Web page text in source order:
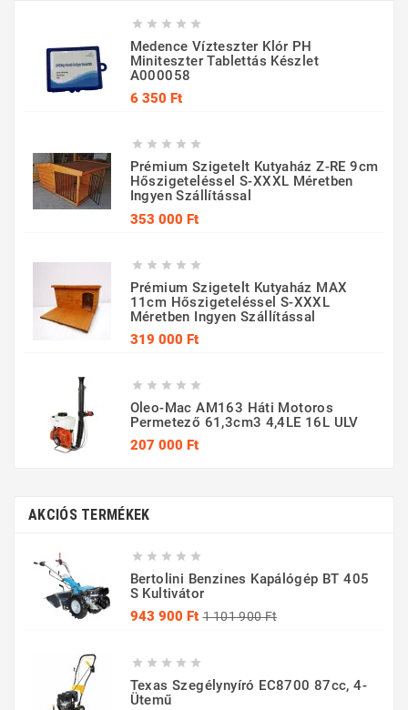
    
Medence Vízteszter Klór PH
Miniteszter Tablettás Készlet
A000058
6 350 FtÁr
    
Prémium Szigetelt Kutyaház Z-RE 9cm
Hőszigeteléssel S-XXXL Méretben
Ingyen Szállítással
353 000 FtÁr
    
Prémium Szigetelt Kutyaház MAX
11cm Hőszigeteléssel S-XXXL
Méretben Ingyen Szállítással
319 000 FtÁr
    
Oleo-Mac AM163 Háti Motoros
Permetező 61,3cm3 4,4LE 16L ULV
207 000 FtÁr
AKCIÓS TERMÉKEK
    
Bertolini Benzines Kapálógép BT 405
S Kultivátor
943 900 Ft 1 101 900 Ft
    
Texas Szegélynyíró EC8700 87cc, 4-
Ütemű